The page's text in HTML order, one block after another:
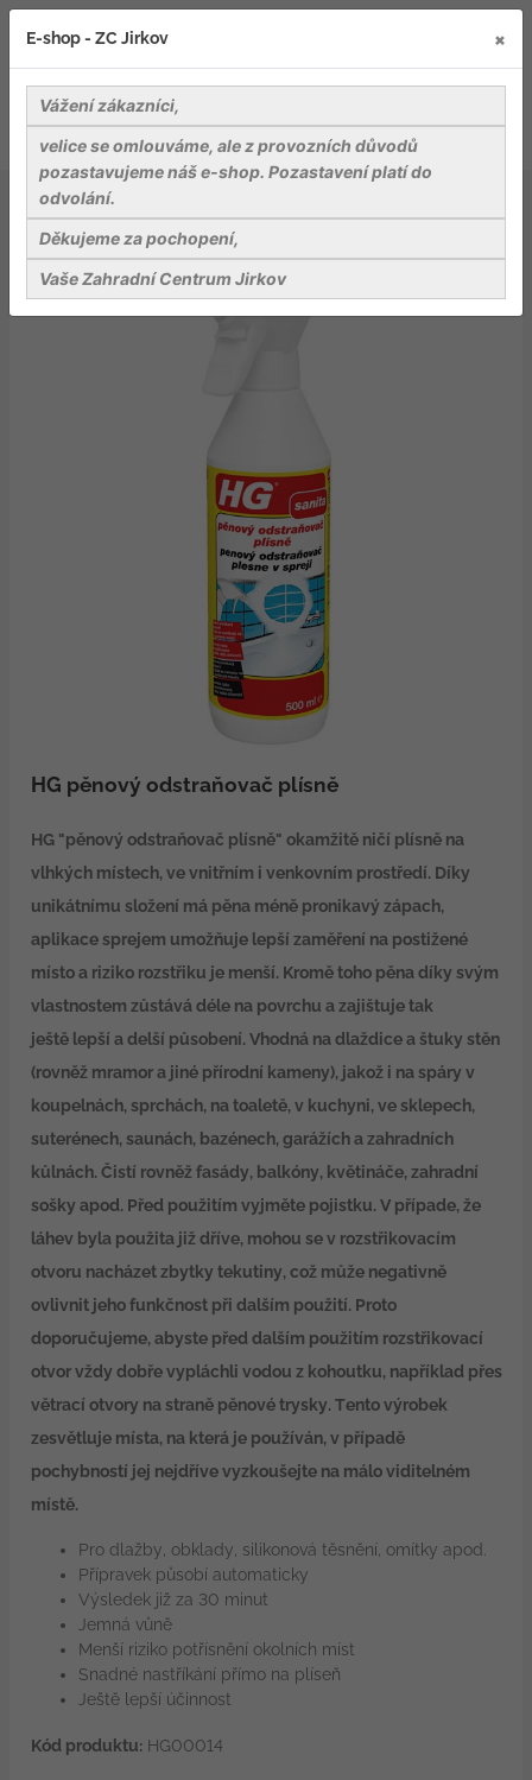
Nářadí a pomůcky
HG pěnový odstraňovač plísně
HG pěnový odstraňovač plísně
HG "pěnový odstraňovač plísně" okamžitě ničí plísně na
vlhkých místech, ve vnitřním i venkovním prostředí. Díky
unikátnímu složení má pěna méně pronikavý zápach,
aplikace sprejem umožňuje lepší zaměření na postižené
místo a riziko rozstřiku je menší. Kromě toho pěna díky svým
vlastnostem zůstává déle na povrchu a zajištuje tak
ještě lepší a delší působení. Vhodná na dlaždice a štuky stěn
(rovněž mramor a jiné přírodní kameny), jakož i na spáry v
koupelnách, sprchách, na toaletě, v kuchyni, ve sklepech,
suterénech, saunách, bazénech, garážích a zahradních
kůlnách. Čistí rovněž fasády, balkóny, květináče, zahradní
sošky apod. Před použitím vyjměte pojistku. V případe, že
láhev byla použita již dříve, mohou se v rozstřikovacím
otvoru nacházet zbytky tekutiny, což může negativně
ovlivnit jeho funkčnost při dalším použití. Proto
doporučujeme, abyste před dalším použitím rozstřikovací
otvor vždy dobře vypláchli vodou z kohoutku, například přes
větrací otvory na straně pěnové trysky. Tento výrobek
zesvětluje místa, na která je používán, v případě
pochybností jej nejdříve vyzkoušejte na málo viditelném
místě.
Pro dlažby, obklady, silikonová těsnění, omítky apod.
Přípravek působí automaticky
Výsledek již za 30 minut
Jemná vůně
Menší riziko potřísnění okolních míst
Snadné nastříkání přímo na plíseň
Ještě lepší účinnost
Kód produktu:HG00014
E-shop - ZC Jirkov ×
Vážení zákazníci,
velice se omlouváme, ale z provozních důvodů
pozastavujeme náš e-shop. Pozastavení platí do
odvolání.
Děkujeme za pochopení,
Vaše Zahradní Centrum Jirkov